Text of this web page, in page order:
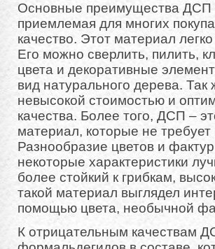
Основные преимущества ДСП
приемлемая для многих
качество. Этот материал
Его можно сверлить, пилить,
цвета и декоративные
вид натурального дерева.
невысокой стоимостью и
качества. Более того, ДСП –
материал, которые не
Разнообразие цветов и
некоторые характеристики
более стойкий к грибкам,
такой материал выглядел
помощью цвета, необычной
К отрицательным качествам